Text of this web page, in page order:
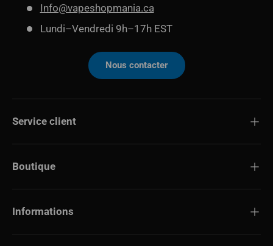
Info@vapeshopmania.ca
Lundi–Vendredi 9h–17h EST
Nous contacter
Service client
Boutique
Informations